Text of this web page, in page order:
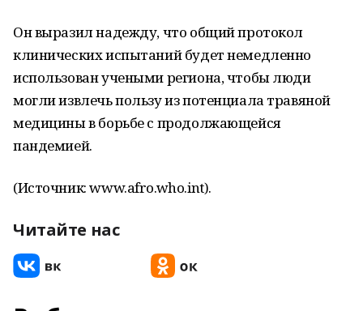
Он выразил надежду, что общий протокол
клинических испытаний будет немедленно
использован учеными региона, чтобы люди
могли извлечь пользу из потенциала травяной
медицины в борьбе с продолжающейся
пандемией.
(Источник: www.afro.who.int).
Читайте нас